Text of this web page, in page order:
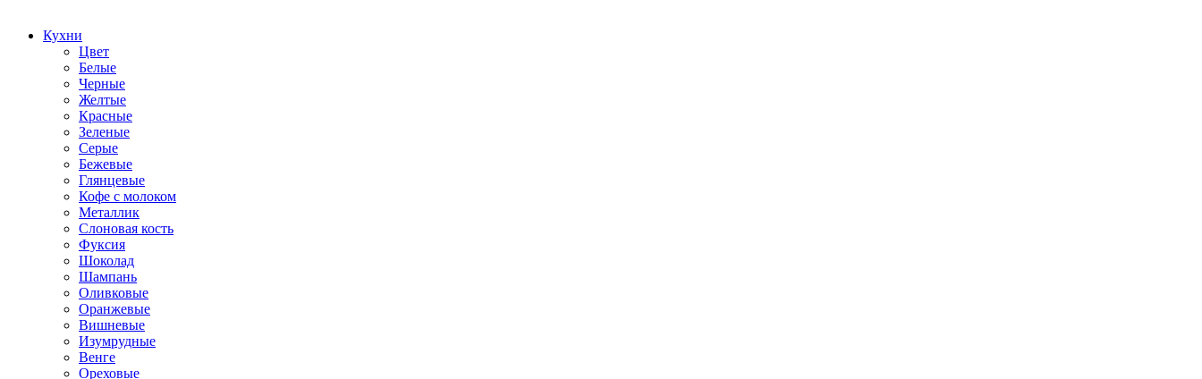
Кухни
Цвет
Белые
Черные
Желтые
Красные
Зеленые
Серые
Бежевые
Глянцевые
Кофе с молоком
Металлик
Слоновая кость
Фуксия
Шоколад
Шампань
Оливковые
Оранжевые
Вишневые
Изумрудные
Венге
Ореховые